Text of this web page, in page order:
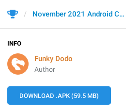
November 2021 Android Contest, Round 2
INFO
Funky Dodo
Author
DOWNLOAD .APK (59.5 MB)